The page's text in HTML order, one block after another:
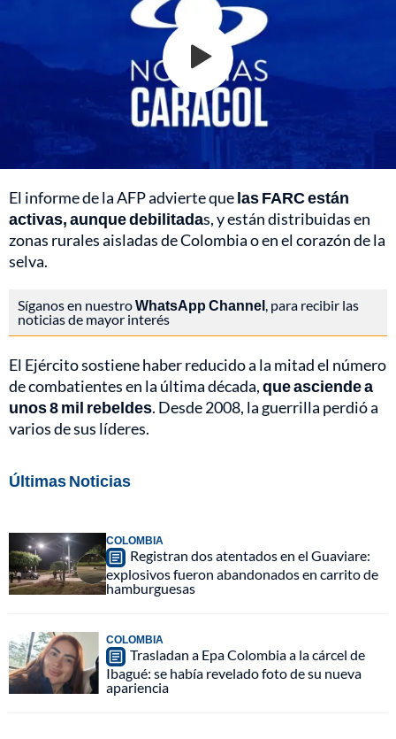
El informe de la AFP advierte quelas FARC están
activas, aunque debilitadas, y están distribuidas en
zonas rurales aisladas de Colombia o en el corazón de la
selva.
Síganos en nuestroWhatsApp Channel , para recibir las
noticias de mayor interés
El Ejército sostiene haber reducido a la mitad el número
de combatientes en la última década,que asciende a
unos 8 mil rebeldes. Desde 2008, la guerrilla perdió a
varios de sus líderes.
Últimas Noticias
COLOMBIA
Registran dos atentados en el Guaviare:
explosivos fueron abandonados en carrito de
hamburguesas
COLOMBIA
Trasladan a Epa Colombia a la cárcel de
Ibagué: se había revelado foto de su nueva
apariencia